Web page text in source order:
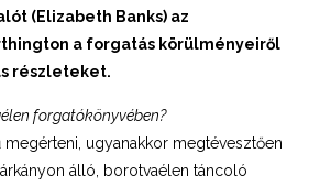
(Elizabeth Banks) az
a forgatás körülményeiről
részleteket.
forgatókönyvében?
ugyanakkor megtévesztően
álló, borotvaélen táncoló